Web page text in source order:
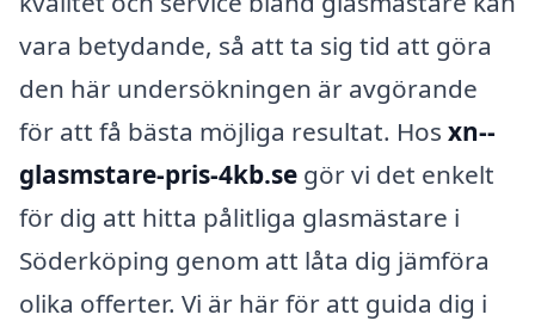
vara betydande, så att ta sig tid att göra
den här undersökningen är avgörande
för att få bästa möjliga resultat. Hos xn--
glasmstare-pris-4kb.se gör vi det enkelt
för dig att hitta pålitliga glasmästare i
Söderköping genom att låta dig jämföra
olika offerter. Vi är här för att guida dig i